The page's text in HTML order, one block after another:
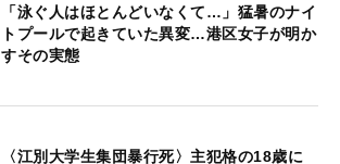
「泳ぐ人はほとんどいなくて…」猛暑のナイ
トプールで起きていた異変…港区女子が明か
すその実態
〈江別大学生集団暴行死〉主犯格の18歳に